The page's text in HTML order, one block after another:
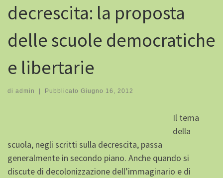
decrescita: la proposta
delle scuole democratiche
e libertarie
di admin Pubblicato Giugno 16, 2012
Il tema
della
scuola, negli scritti sulla decrescita, passa
generalmente in secondo piano. Anche quando si
discute di decolonizzazione dell’immaginario e di